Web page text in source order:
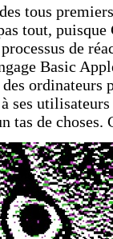
tous
tout,
de
Basic
ordinateurs
ses utilisateurs
tas de choses.